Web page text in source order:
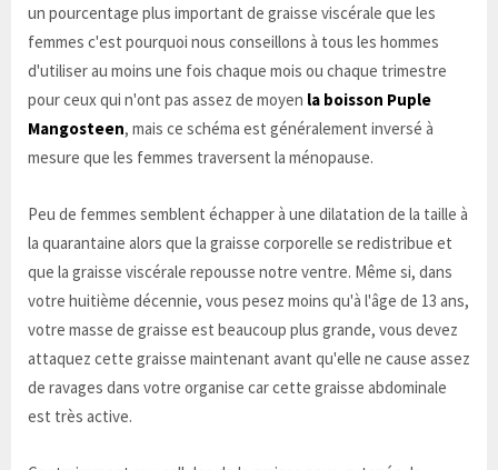
un pourcentage plus important de graisse viscérale que les
femmes c'est pourquoi nous conseillons à tous les hommes
d'utiliser au moins une fois chaque mois ou chaque trimestre
pour ceux qui n'ont pas assez de moyen la boisson Puple
Mangosteen, mais ce schéma est généralement inversé à
mesure que les femmes traversent la ménopause.
Peu de femmes semblent échapper à une dilatation de la taille à
la quarantaine alors que la graisse corporelle se redistribue et
que la graisse viscérale repousse notre ventre. Même si, dans
votre huitième décennie, vous pesez moins qu'à l'âge de 13 ans,
votre masse de graisse est beaucoup plus grande, vous devez
attaquez cette graisse maintenant avant qu'elle ne cause assez
de ravages dans votre organise car cette graisse abdominale
est très active.